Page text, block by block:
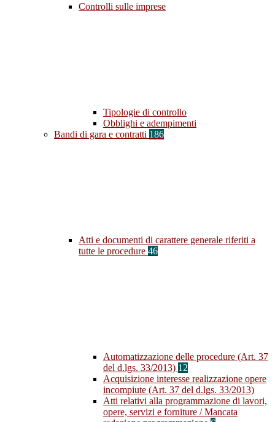
Controlli sulle imprese
Tipologie di controllo
Obblighi e adempimenti
Bandi di gara e contratti 186
Atti e documenti di carattere generale riferiti a
tutte le procedure 46
Automatizzazione delle procedure (Art. 37
del d.lgs. 33/2013) 12
Acquisizione interesse realizzazione opere
incompiute (Art. 37 del d.lgs. 33/2013)
Atti relativi alla programmazione di lavori,
opere, servizi e forniture / Mancata